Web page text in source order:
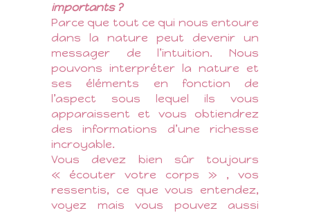
importants ?
Parce que tout ce qui nous entoure
dans la nature peut devenir un
messager de l’intuition. Nous
pouvons interpréter la nature et
ses éléments en fonction de
l’aspect sous lequel ils vous
apparaissent et vous obtiendrez
des informations d’une richesse
incroyable.
Vous devez bien sûr toujours
« écouter votre corps » , vos
ressentis, ce que vous entendez,
voyez mais vous pouvez aussi